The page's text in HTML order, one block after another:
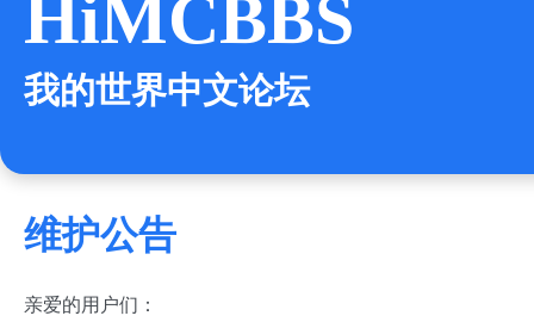
HiMCBBS
我的世界中文论坛
维护公告
亲爱的用户们：